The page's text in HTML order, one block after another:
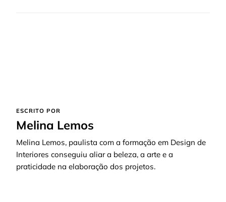
ESCRITO POR
Melina Lemos
Melina Lemos, paulista com a formação em Design de
Interiores conseguiu aliar a beleza, a arte e a
praticidade na elaboração dos projetos.